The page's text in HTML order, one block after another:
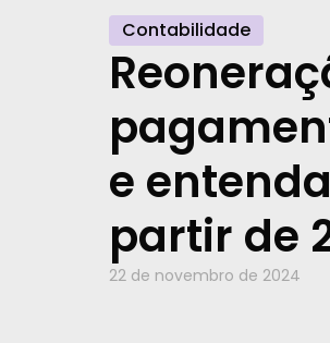
Contabilidade
e
partir de
22 de novembro de 2024